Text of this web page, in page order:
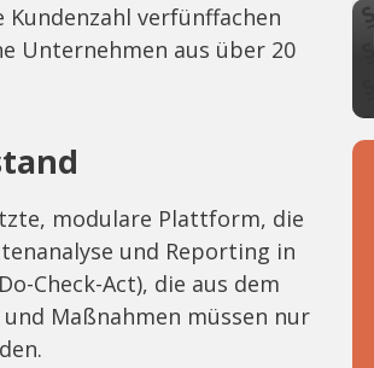
Kundenzahl verfünffachen
Unternehmen aus über 20
modulare Plattform, die
und Reporting in
Check-Act), die aus dem
Maßnahmen müssen nur